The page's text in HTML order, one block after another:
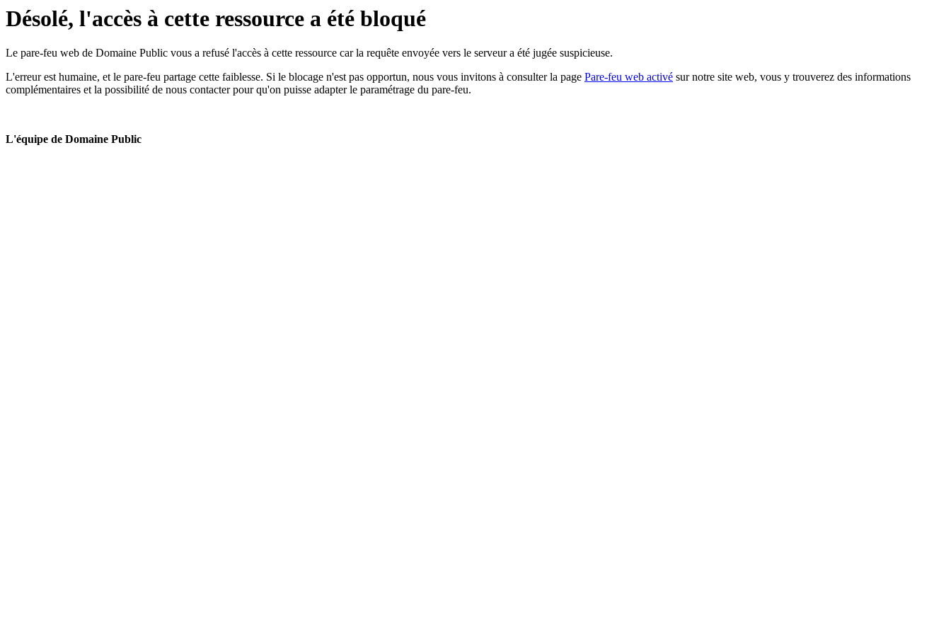
Désolé, l'accès à cette ressource a été bloqué
Le pare-feu web de Domaine Public vous a refusé l'accès à cette ressource car la requête envoyée vers le serveur a été jugée suspicieuse.
L'erreur est humaine, et le pare-feu partage cette faiblesse. Si le blocage n'est pas opportun, nous vous invitons à consulter la page Pare-feu web activé sur notre site web, vous y trouverez des informations
complémentaires et la possibilité de nous contacter pour qu'on puisse adapter le paramétrage du pare-feu.
L'équipe de Domaine Public